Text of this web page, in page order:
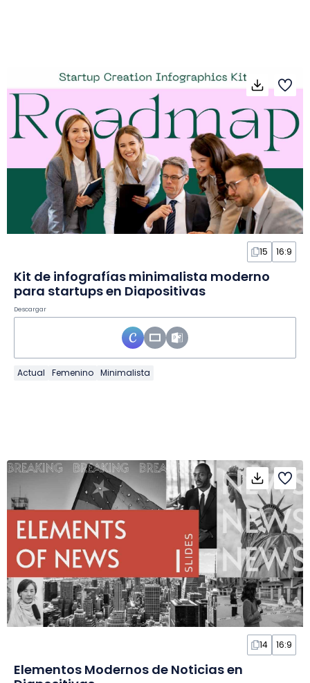
15 16:9
Kit de infografías minimalista moderno
para startups en Diapositivas
Descargar
Actual Femenino Minimalista
14 16:9
Elementos Modernos de Noticias en